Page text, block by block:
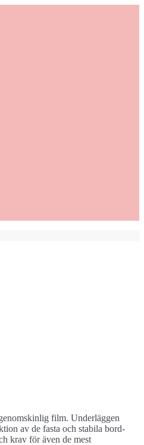
film. Underläggen
av de fasta och stabila bord-
krav för även de mest